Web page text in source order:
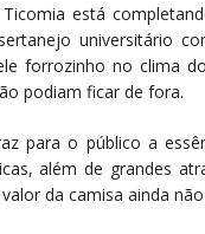
está
universitário
forrozinho no clima
podiam ficar de fora.
para o público a
além de grandes
da camisa ainda